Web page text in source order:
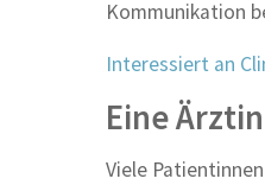
Kommunikation
Interessiert an
Eine
Viele